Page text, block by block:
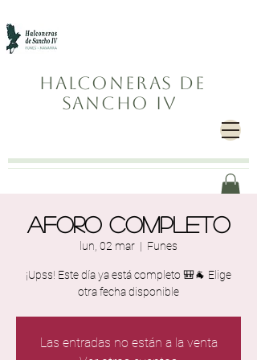
Halconeras de
Sancho IV
Aforo completo
lun, 02 mar
  |
Funes
¡Upss! Este día ya está completo 🎒🐐 Elige
otra fecha disponible
Las entradas no están a la venta